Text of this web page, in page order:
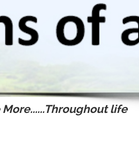
life